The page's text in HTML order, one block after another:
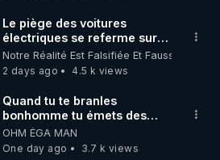
Le piège des voitures
électriques se referme sur
les usagers !
Notre Réalité Est Falsifiée Et Fausse
2 days ago
4.5 k views
Quand tu te branles
bonhomme tu émets des
ondes ils ont juste omis de
t'expliquer
OHM ÉGA MAN
One day ago
3.7 k views